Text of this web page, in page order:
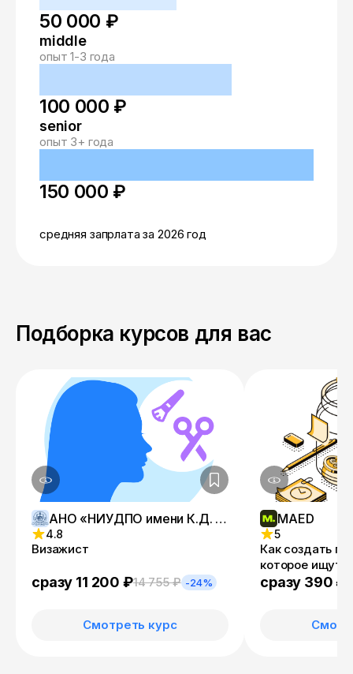
50 000 ₽
middle
опыт 1-3 года
100 000 ₽
senior
опыт 3+ года
150 000 ₽
средняя запрлата за 2026 год
Подборка курсов для вас
АНО «НИУДПО имени К.Д. Ушинского»
4.8
Визажист
сразу 11 200 ₽14 755 ₽ -24%
Смотреть курс
MAED
5
Как создать
которое ищут
сразу 390 ₽